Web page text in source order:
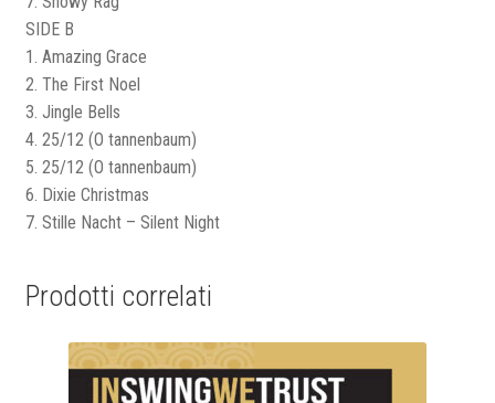
SIDE B
1. Amazing Grace
2. The First Noel
3. Jingle Bells
4. 25/12 (O tannenbaum)
5. 25/12 (O tannenbaum)
6. Dixie Christmas
7. Stille Nacht – Silent Night
Prodotti correlati